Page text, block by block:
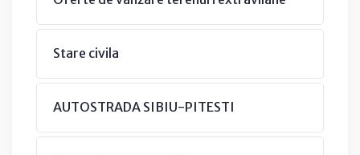
Stare civila
AUTOSTRADA SIBIU-PITESTI